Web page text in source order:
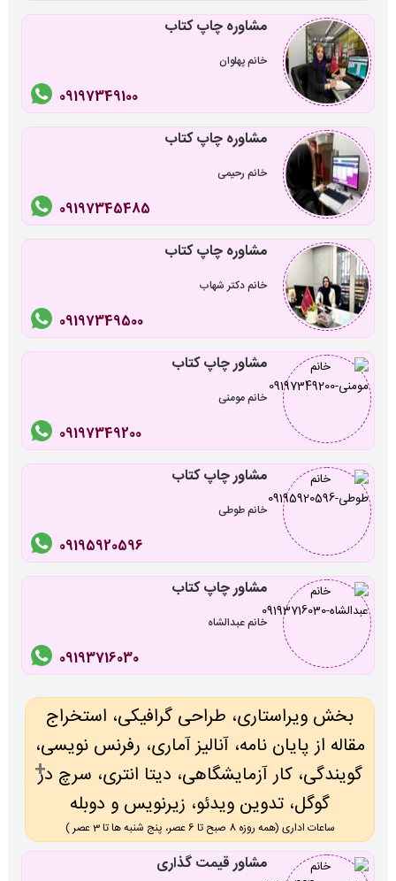
مشاوره چاپ کتاب
خانم پهلوان
09197349100
مشاوره چاپ کتاب
خانم رحیمی
09197345485
مشاوره چاپ کتاب
خانم دکتر شهاب
09197349500
مشاور چاپ کتاب
خانم مومنی
09197349200
مشاور چاپ کتاب
خانم طوطی
09195920596
مشاور چاپ کتاب
خانم عبدالشاه
09193716030
بخش ویراستاری، طراحی گرافیکی، استخراج
مقاله از پایان نامه، آنالیز آماری، رفرنس نویسی،
گویندگی، کار آزمایشگاهی، دیتا انتری، سرچ در
گوگل، تدوین ویدئو، زیرنویس و دوبله
ساعات اداری (همه روزه 8 صبح تا 6 عصر، پنج شنبه ها تا 3 عصر )
مشاور قیمت گذاری